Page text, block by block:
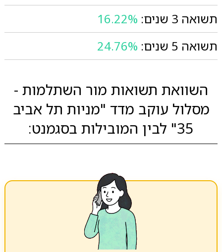
תשואה 3 שנים:
16.22%
תשואה 5 שנים:
24.76%
השוואת תשואות מור השתלמות -
מסלול עוקב מדד "מניות תל אביב
35" לבין המובילות בסגמנט: